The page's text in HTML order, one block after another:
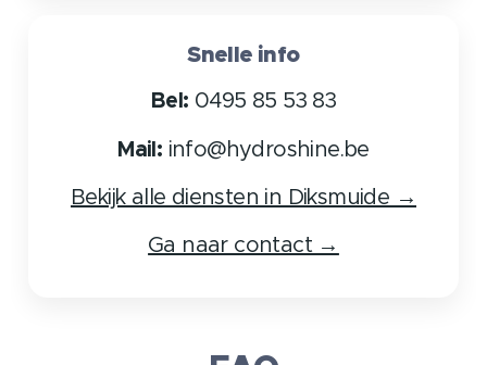
Snelle info
Bel: 0495 85 53 83
Mail: info@hydroshine.be
Bekijk alle diensten in Diksmuide →
Ga naar contact →